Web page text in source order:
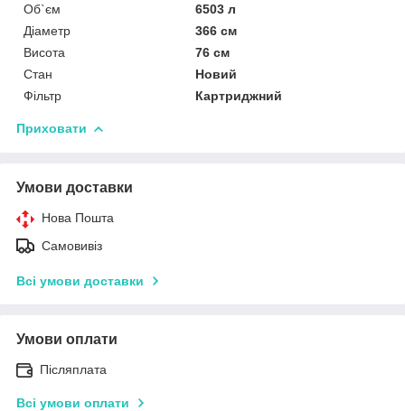
Об`єм
6503 л
Діаметр
366 см
Висота
76 см
Стан
Новий
Фільтр
Картриджний
Приховати
Умови доставки
Нова Пошта
Самовивіз
Всі умови доставки
Умови оплати
Післяплата
Всі умови оплати